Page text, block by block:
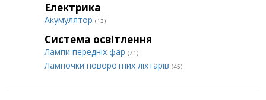
Електрика
Акумулятор (13)
Система освітлення
Лампи передніх фар (71)
Лампочки поворотних ліхтарів (45)